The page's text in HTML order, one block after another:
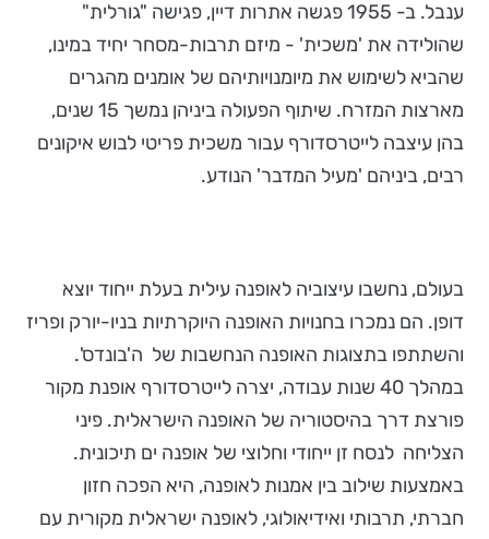
ענבל. ב- 1955 פגשה אתרות דיין, פגישה "גורלית"
שהולידה את 'משכית' - מיזם תרבות-מסחר יחיד במינו,
שהביא לשימוש את מיומנויותיהם של אומנים מהגרים
מארצות המזרח. שיתוף הפעולה ביניהן נמשך 15 שנים,
בהן עיצבה לייטרסדורף עבור משכית פריטי לבוש איקונים
רבים, ביניהם 'מעיל המדבר' הנודע.
בעולם, נחשבו עיצוביה לאופנה עילית בעלת ייחוד יוצא
דופן. הם נמכרו בחנויות האופנה היוקרתיות בניו-יורק ופריז
והשתתפו בתצוגות האופנה הנחשבות של ה'בונדס'.
במהלך 40 שנות עבודה, יצרה לייטרסדורף אופנת מקור
פורצת דרך בהיסטוריה של האופנה הישראלית. פיני
הצליחה לנסח זן ייחודי וחלוצי של אופנה ים תיכונית.
באמצעות שילוב בין אמנות לאופנה, היא הפכה חזון
חברתי, תרבותי ואידיאולוגי, לאופנה ישראלית מקורית עם